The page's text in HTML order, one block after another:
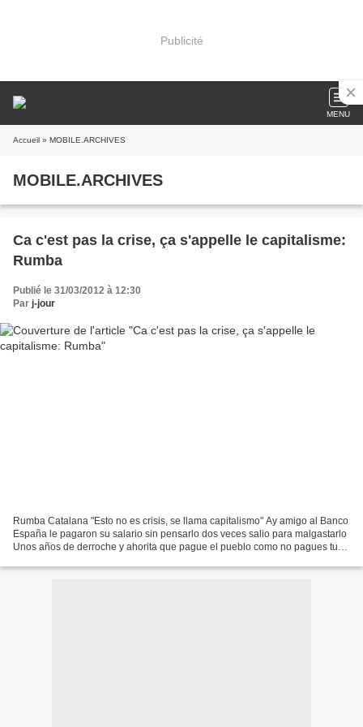
Publicité
MENU
Accueil » MOBILE.ARCHIVES
MOBILE.ARCHIVES
Ca c'est pas la crise, ça s'appelle le capitalisme:
Rumba
Publié le 31/03/2012 à 12:30
Par j-jour
Rumba Catalana "Esto no es crisis, se llama capitalismo" Ay amigo al Banco
España le pagaron su salario sin pensarlo dos veces salio para malgastarlo
Unos años de derroche y ahorita que pague el pueblo como no pagues tu